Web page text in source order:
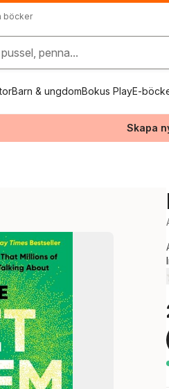
böcker
penna...
Barn & ungdomBokus PlayE-
Skapa